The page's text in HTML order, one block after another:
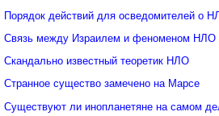
Порядок действий для осведомителей о
Связь между Израилем и феноменом НЛО
Скандально известный теоретик НЛО
Странное существо замечено на Марсе
Существуют ли инопланетяне на самом